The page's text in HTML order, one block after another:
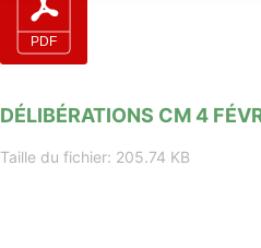
DÉLIBÉRATIONS CM 4
Taille du fichier: 205.74 KB